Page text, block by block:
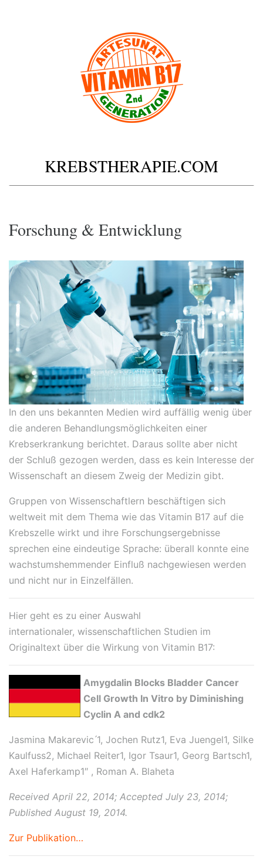
KREBSTHERAPIE.COM
Forschung & Entwicklung
In den uns bekannten Medien wird auffällig wenig über
die anderen Behandlungsmöglichkeiten einer
Krebserkrankung berichtet. Daraus sollte aber nicht
der Schluß gezogen werden, dass es kein Interesse der
Wissenschaft an diesem Zweig der Medizin gibt.
Gruppen von Wissenschaftlern beschäftigen sich
weltweit mit dem Thema wie das Vitamin B17 auf die
Krebszelle wirkt und ihre Forschungsergebnisse
sprechen eine eindeutige Sprache: überall konnte eine
wachstumshemmender Einfluß nachgewiesen werden
und nicht nur in Einzelfällen.
Hier geht es zu einer Auswahl
internationaler, wissenschaftlichen Studien im
Originaltext über die Wirkung von Vitamin B17:
Amygdalin Blocks Bladder Cancer
Cell Growth In Vitro by Diminishing
Cyclin A and cdk2
Jasmina Makarevic ́1, Jochen Rutz1, Eva Juengel1, Silke
Kaulfuss2, Michael Reiter1, Igor Tsaur1, Georg Bartsch1,
Axel Haferkamp1″ , Roman A. Blaheta
Received April 22, 2014; Accepted July 23, 2014;
Published August 19, 2014.
Zur Publikation…